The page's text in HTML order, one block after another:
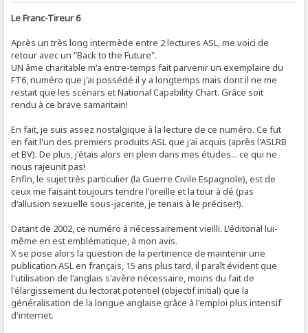
Le Franc-Tireur 6
Après un très long intermède entre 2 lectures ASL, me voici de
retour avec un "Back to the Future".
UN âme charitable m'a entre-temps fait parvenir un exemplaire du
FT6, numéro que j'ai possédé il y a longtemps mais dont il ne me
restait que les scénars et National Capability Chart. Grâce soit
rendu à ce brave samaritain!
En fait, je suis assez nostalgique à la lecture de ce numéro. Ce fut
en fait l'un des premiers produits ASL que j'ai acquis (après l'ASLRB
et BV). De plus, j'étais alors en plein dans mes études... ce qui ne
nous rajeunit pas!
Enfin, le sujet très particulier (la Guerre Civile Espagnole), est de
ceux me faisant toujours tendre l'oreille et la tour à dé (pas
d'allusion sexuelle sous-jacente, je tenais à le préciser!).
Datant de 2002, ce numéro à nécessairement vieilli. L'éditorial lui-
même en est emblématique, à mon avis.
X se pose alors la question de la pertinence de maintenir une
publication ASL en français, 15 ans plus tard, il paraît évident que
l'utilisation de l'anglais s'avère nécessaire, moins du fait de
l'élargissement du lectorat potentiel (objectif initial) que la
généralisation de la longue anglaise grâce à l'emploi plus intensif
d'internet.